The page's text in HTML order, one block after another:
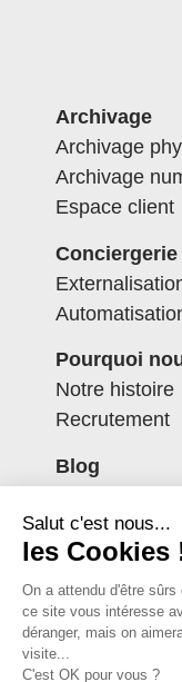
Archivage
Archivage
Archivage
Espace client
Pourquoi
Notre histoire
Recrutement
Blog
Espace client
Politique de
Données
Salut c'est nous...
les Cookies
On a attendu d'être sûrs
ce site vous intéresse
déranger, mais on
visite...
C'est OK pour vous ?